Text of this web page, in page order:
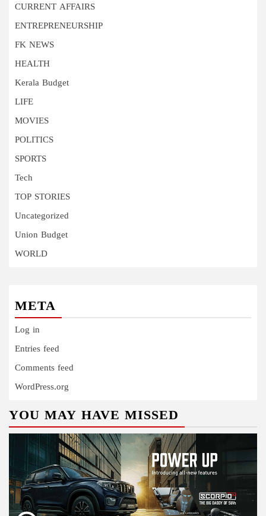
CURRENT AFFAIRS
ENTREPRENEURSHIP
FK NEWS
HEALTH
Kerala Budget
LIFE
MOVIES
POLITICS
SPORTS
Tech
TOP STORIES
Uncategorized
Union Budget
WORLD
META
Log in
Entries feed
Comments feed
WordPress.org
YOU MAY HAVE MISSED